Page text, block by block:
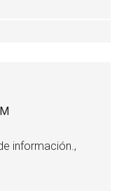
información.,